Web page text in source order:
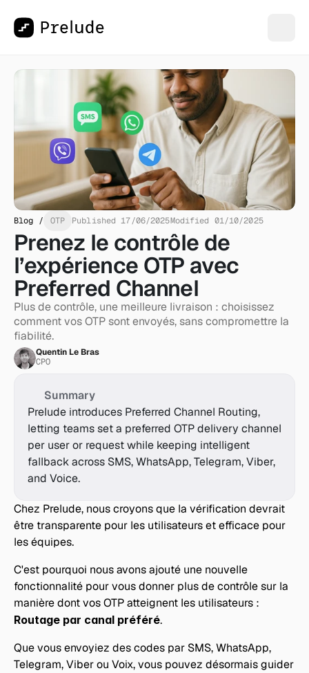
Blog / OTP Published 17/06/2025Modified 01/10/2025
Prenez le contrôle de
l’expérience OTP avec
Preferred Channel
Plus de contrôle, une meilleure livraison : choisissez
comment vos OTP sont envoyés, sans compromettre la
fiabilité.
Quentin Le Bras
CPO
Summary
Prelude introduces Preferred Channel Routing,
letting teams set a preferred OTP delivery channel
per user or request while keeping intelligent
fallback across SMS, WhatsApp, Telegram, Viber,
and Voice.
Chez Prelude, nous croyons que la vérification devrait
être transparente pour les utilisateurs et efficace pour
les équipes.
C'est pourquoi nous avons ajouté une nouvelle
fonctionnalité pour vous donner plus de contrôle sur la
Routage par canal préféré.
Que vous envoyiez des codes par SMS, WhatsApp,
Telegram, Viber ou Voix, vous pouvez désormais guider